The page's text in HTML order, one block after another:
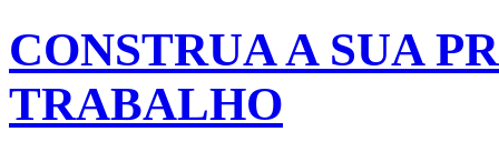
CONSTRUA A SUA
TRABALHO